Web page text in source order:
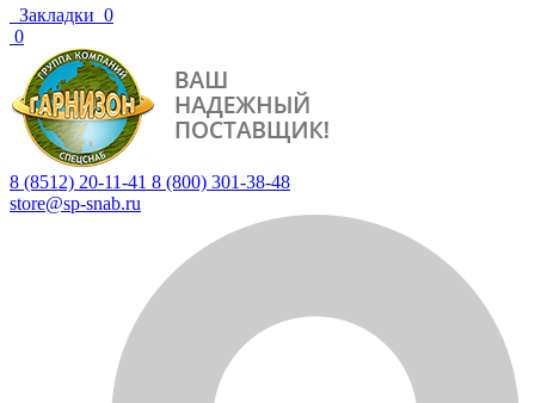
Закладки 0
0
8 (8512) 20-11-41 8 (800) 301-38-48
store@sp-snab.ru